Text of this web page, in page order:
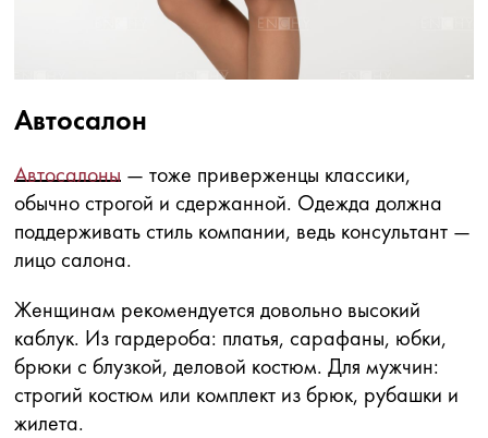
Автосалон
Автосалоны — тоже приверженцы классики,
обычно строгой и сдержанной. Одежда должна
поддерживать стиль компании, ведь консультант —
лицо салона.
Женщинам рекомендуется довольно высокий
каблук. Из гардероба: платья, сарафаны, юбки,
брюки с блузкой, деловой костюм. Для мужчин:
строгий костюм или комплект из брюк, рубашки и
жилета.